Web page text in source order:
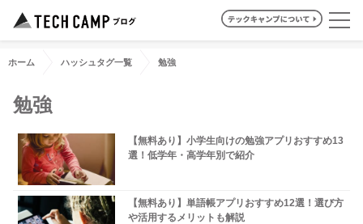
ホーム ハッシュタグ一覧 勉強
勉強
【無料あり】小学生向けの勉強アプリおすすめ13
選！低学年・高学年別で紹介
【無料あり】単語帳アプリおすすめ12選！選び方
や活用するメリットも解説